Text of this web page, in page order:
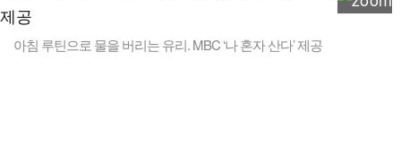
아침 루틴으로 물을 버리는 유리. MBC ‘나 혼자 산다’ 제공